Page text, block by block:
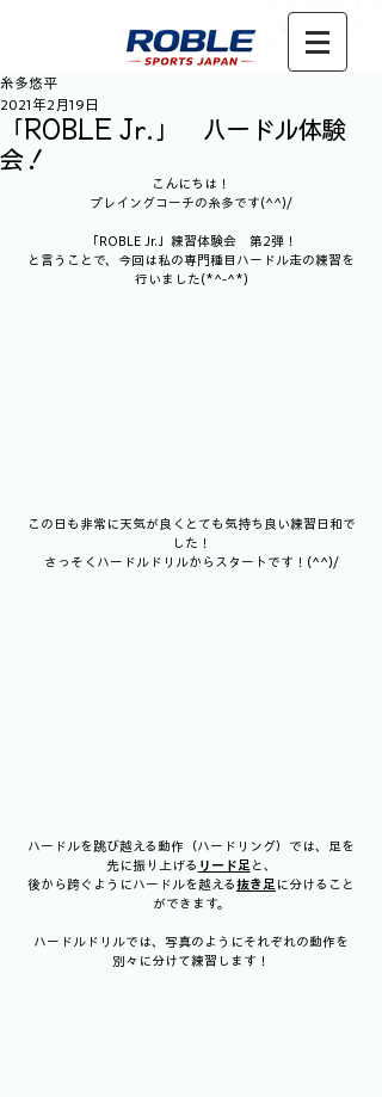
「ROBLE Jr.」 ハードル体験
会！
糸多悠平
2021年2月19日
こんにちは！
プレイングコーチの糸多です(^^)/
「ROBLE Jr.」練習体験会　第2弾！
と言うことで、今回は私の専門種目ハードル走の練習を
行いました(*^-^*)
この日も非常に天気が良くとても気持ち良い練習日和で
した！
さっそくハードルドリルからスタートです！(^^)/
ハードルを跳び越える動作（ハードリング）では、足を
先に振り上げる リード足 と、
後から跨ぐようにハードルを越える抜き足 に分けること
ができます。
ハードルドリルでは、写真のようにそれぞれの動作を
別々に分けて練習します！